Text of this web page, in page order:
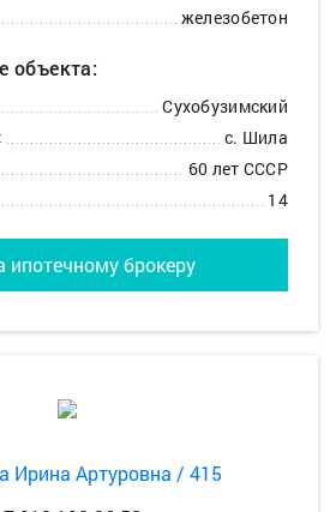
железобетон
объекта:
Сухобузимский
с. Шила
60 лет СССР
14
ипотечному брокеру
Ирина Артуровна / 415